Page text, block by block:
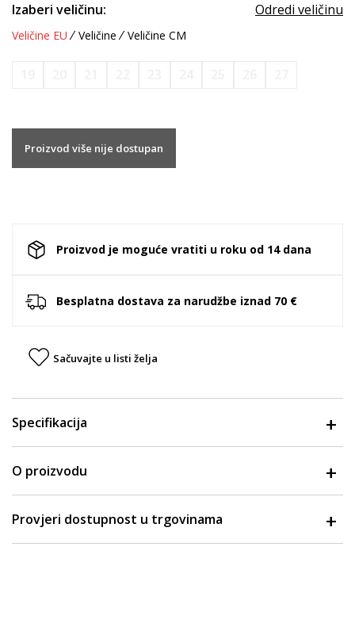
Izaberi veličinu: Odredi veličinu
Veličine EU Veličine Veličine CM
Proizvod više nije dostupan
Proizvod je moguće vratiti u roku od 14 dana
Besplatna dostava za narudžbe iznad 70 €
Sačuvajte u listi želja
Specifikacija
O proizvodu
Provjeri dostupnost u trgovinama